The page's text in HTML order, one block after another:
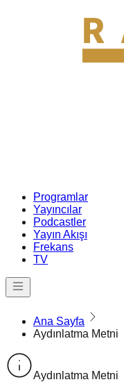
Programlar
Yayıncılar
Podcastler
Yayın Akışı
Frekans
TV
Ana Sayfa
Aydınlatma Metni
Aydınlatma Metni